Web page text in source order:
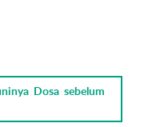
Dosa sebelum